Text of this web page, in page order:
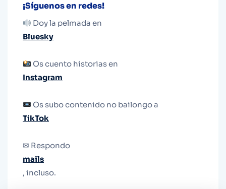
¡Síguenos en redes!
Doy la pelmada en
Bluesky
Os cuento historias en
Instagram
Os subo contenido no bailongo a
TikTok
✉ Respondo
mails
, incluso.